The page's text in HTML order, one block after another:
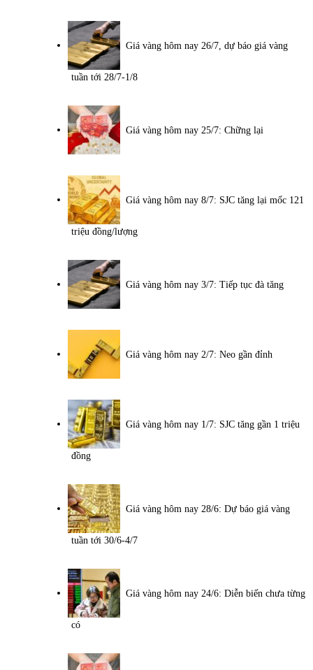
Giá vàng hôm nay 26/7, dự báo giá vàng
tuần tới 28/7-1/8
Giá vàng hôm nay 25/7: Chững lại
Giá vàng hôm nay 8/7: SJC tăng lại mốc 121
triệu đồng/lượng
Giá vàng hôm nay 3/7: Tiếp tục đà tăng
Giá vàng hôm nay 2/7: Neo gần đỉnh
Giá vàng hôm nay 1/7: SJC tăng gần 1 triệu
đồng
Giá vàng hôm nay 28/6: Dự báo giá vàng
tuần tới 30/6-4/7
Giá vàng hôm nay 24/6: Diễn biến chưa từng
có